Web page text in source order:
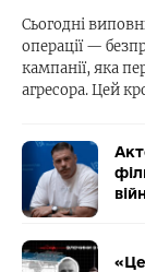
Сьогодні
операції —
кампанії, яка
агресора. Цей